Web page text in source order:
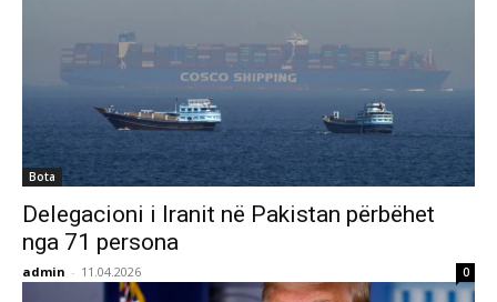
Bota
Delegacioni i Iranit në Pakistan përbëhet
nga 71 persona
admin - 11.04.2026 0